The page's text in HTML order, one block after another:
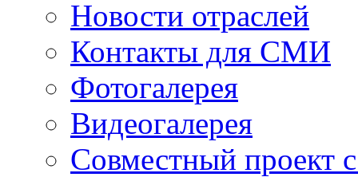
Новости отраслей
Контакты для СМИ
Фотогалерея
Видеогалерея
Совместный проект